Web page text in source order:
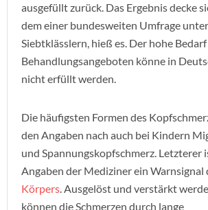
ausgefüllt zurück. Das Ergebnis decke
dem einer bundesweiten Umfrage unter
Siebtklässlern, hieß es. Der hohe Bedarf
Behandlungsangeboten könne in
nicht erfüllt werden.
Die häufigsten Formen des
den Angaben nach auch bei Kindern
und Spannungskopfschmerz. Letzterer
Angaben der Mediziner ein Warnsignal
Körpers. Ausgelöst und verstärkt
können die Schmerzen durch lange